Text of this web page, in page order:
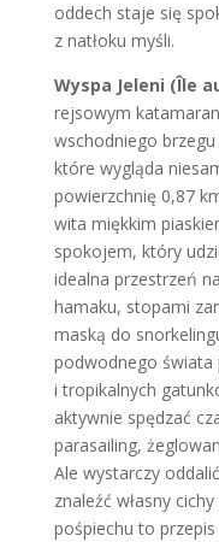
oddech staje się
z natłoku myśli.
Wyspa Jeleni (Île
rejsowym
wschodniego
które wygląda
powierzchnię 0,87
wita miękkim
spokojem, który
idealna przestrzeń
hamaku, stopami
maską do
podwodnego świata
i tropikalnych
aktywnie spędzać
parasailing,
Ale wystarczy
znaleźć własny
pośpiechu to